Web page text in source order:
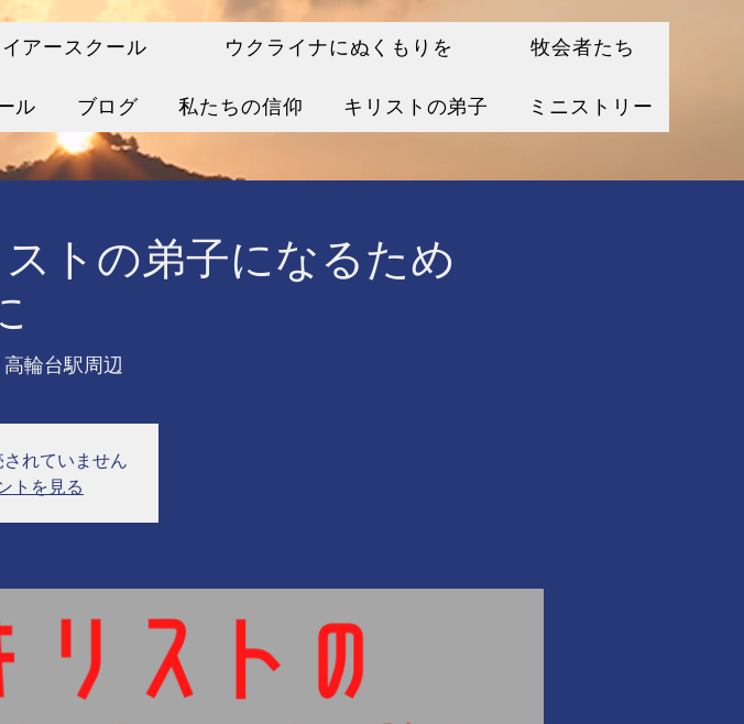
アースクール ウクライナにぬくもりを 牧会者たち
ル ブログ 私たちの信仰 キリストの弟子 ミニストリー
弟子になるため
高輪台駅周辺
れていません
トを見る